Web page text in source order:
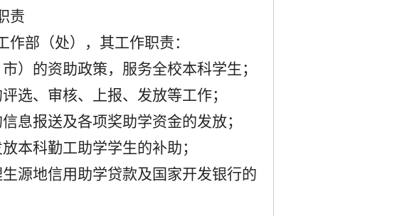
责
作部（处），其工作职责：
）的资助政策，服务全校本科学生；
评选、审核、上报、发放等工作；
息报送及各项奖助学资金的发放；
本科勤工助学学生的补助；
源地信用助学贷款及国家开发银行的